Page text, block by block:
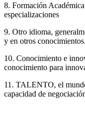
8. Formación
especializaciones
9. Otro idioma,
y en otros conocimientos.
10. Conocimiento e
conocimiento para
11. TALENTO, el
capacidad de